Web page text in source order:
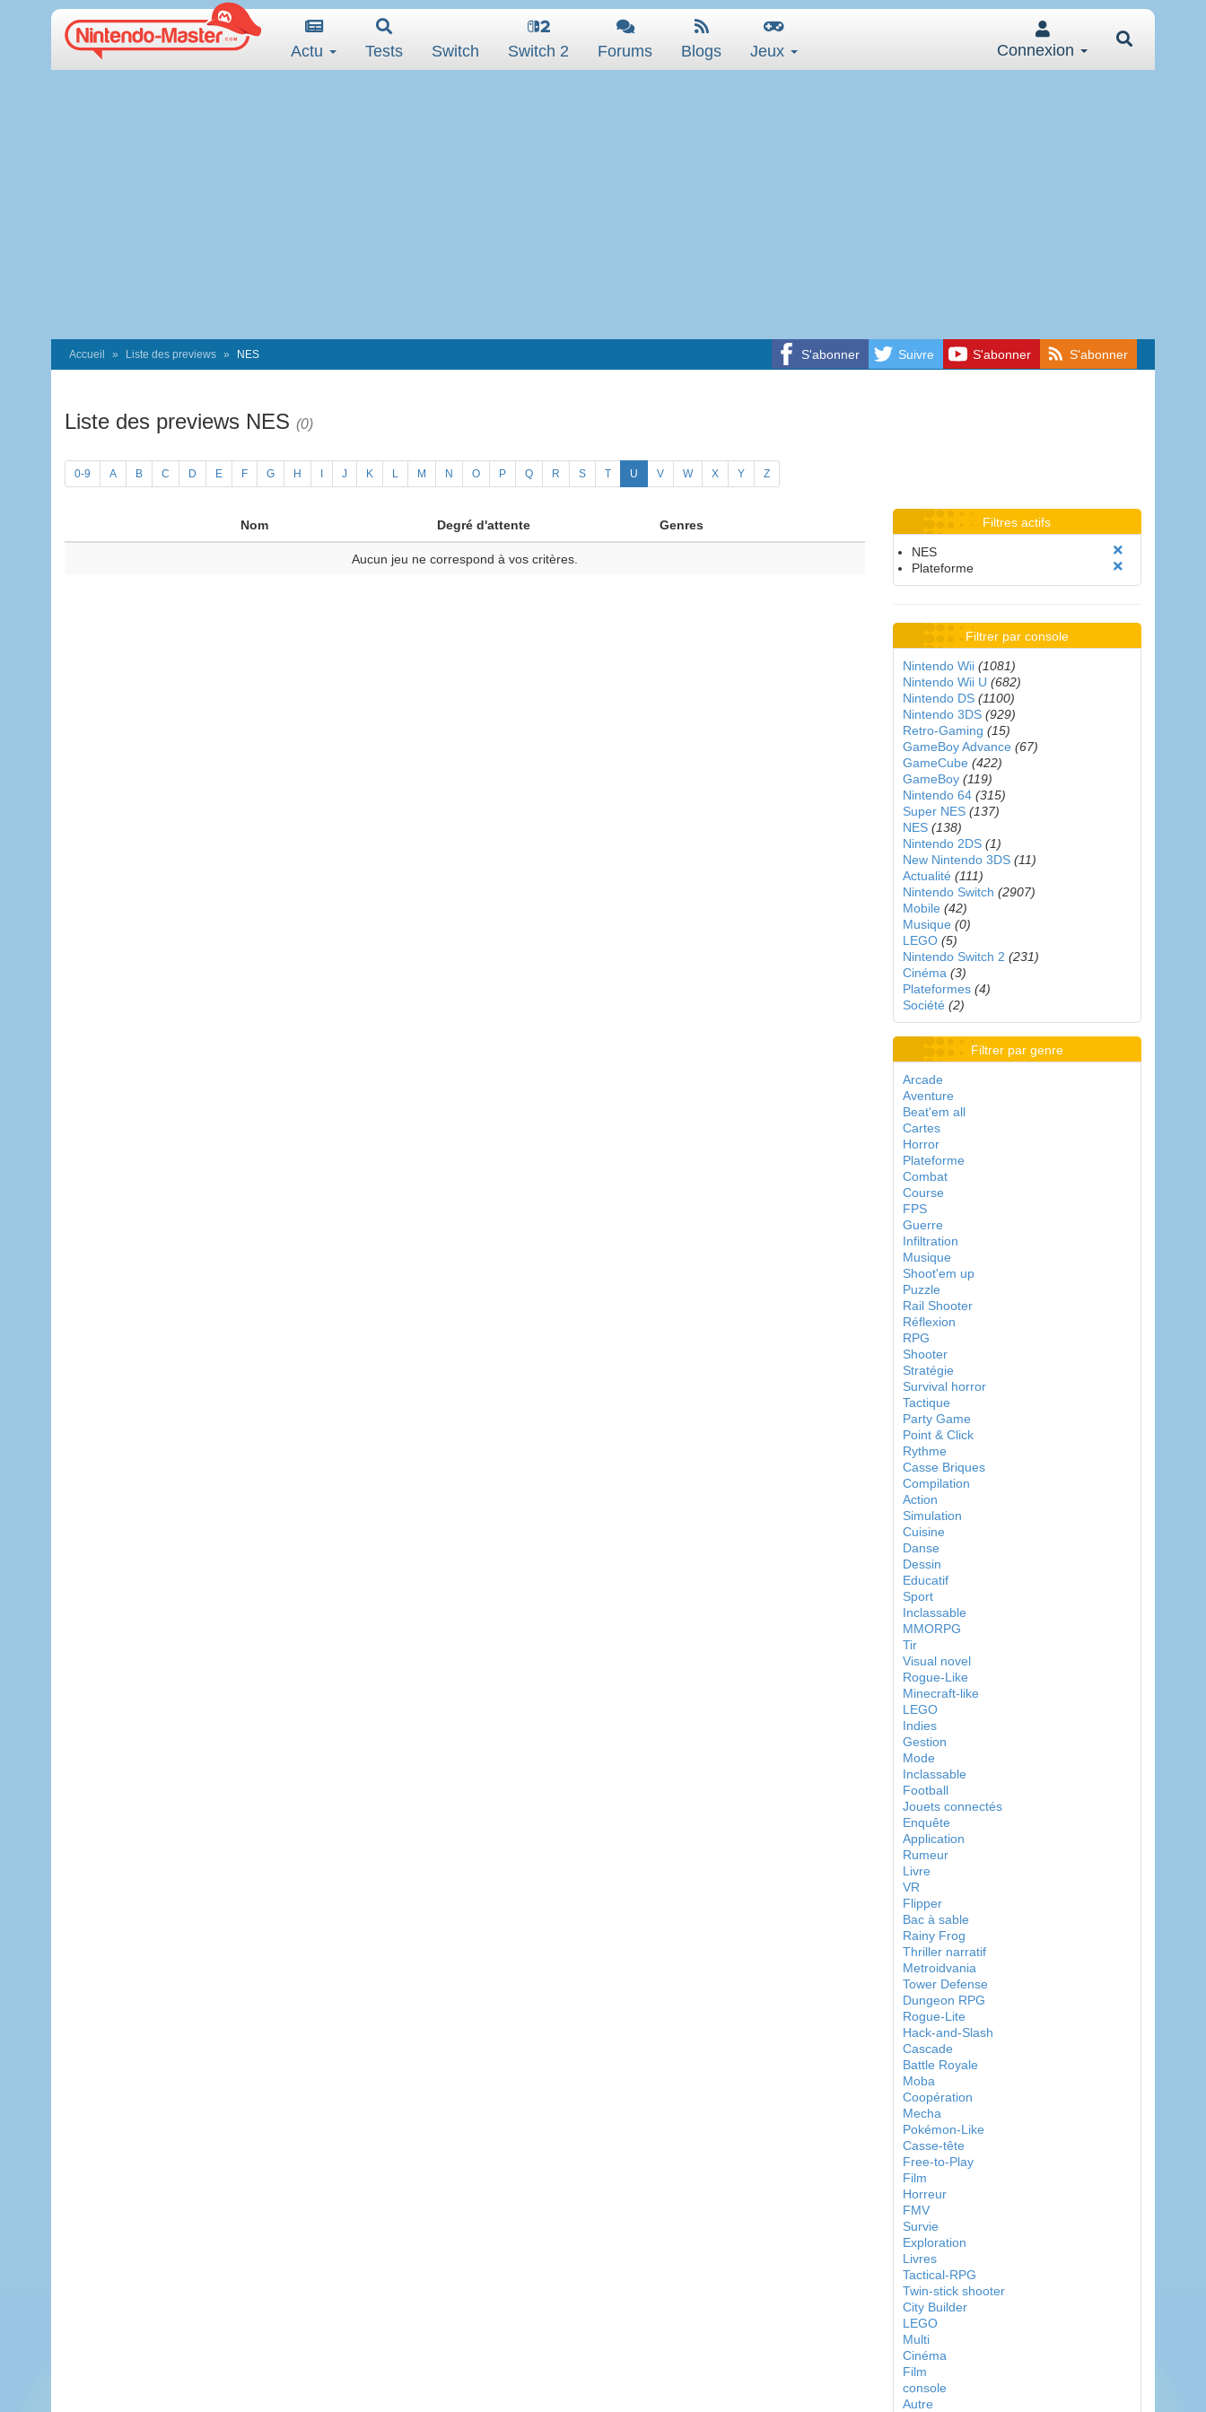
Actu Tests Switch Switch 2 Forums Blogs Jeux Connexion
S'abonner Suivre S'abonner S'abonner
Accueil Liste des previews NES
Liste des previews NES (0)
0-9 A B C D E F G H J K L M N O P Q R S T U V W X Y Z
Nom Degré d'attente Genres
Aucun jeu ne correspond à vos critères.
Filtres actifs
NES
Plateforme
Filtrer par console
Nintendo Wii (1081)
Nintendo Wii U (682)
Nintendo DS (1100)
Nintendo 3DS (929)
Retro-Gaming (15)
GameBoy Advance (67)
GameCube (422)
GameBoy (119)
Nintendo 64 (315)
Super NES (137)
NES (138)
Nintendo 2DS (1)
New Nintendo 3DS (11)
Actualité (111)
Nintendo Switch (2907)
Mobile (42)
Musique (0)
LEGO (5)
Nintendo Switch 2 (231)
Cinéma (3)
Plateformes (4)
Société (2)
Filtrer par genre
Arcade
Aventure
Beat'em all
Cartes
Horror
Plateforme
Combat
Course
FPS
Guerre
Infiltration
Musique
Shoot'em up
Puzzle
Rail Shooter
Réflexion
RPG
Shooter
Stratégie
Survival horror
Tactique
Party Game
Point & Click
Rythme
Casse Briques
Compilation
Action
Simulation
Cuisine
Danse
Dessin
Educatif
Sport
Inclassable
MMORPG
Tir
Visual novel
Rogue-Like
Minecraft-like
LEGO
Indies
Gestion
Mode
Inclassable
Football
Jouets connectés
Enquête
Application
Rumeur
Livre
VR
Flipper
Bac à sable
Rainy Frog
Thriller narratif
Metroidvania
Tower Defense
Dungeon RPG
Rogue-Lite
Hack-and-Slash
Cascade
Battle Royale
Moba
Coopération
Mecha
Pokémon-Like
Casse-tête
Free-to-Play
Film
Horreur
FMV
Survie
Exploration
Livres
Tactical-RPG
Twin-stick shooter
City Builder
LEGO
Multi
Cinéma
Film
console
Autre